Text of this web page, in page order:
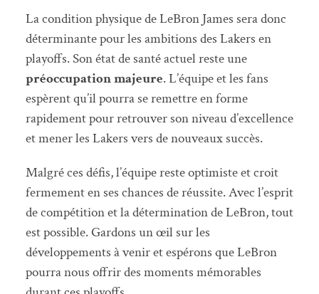
La condition physique de LeBron James sera donc
déterminante pour les ambitions des Lakers en
playoffs. Son état de santé actuel reste une
préoccupation majeure. L’équipe et les fans
espèrent qu’il pourra se remettre en forme
rapidement pour retrouver son niveau d’excellence
et mener les Lakers vers de nouveaux succès.
Malgré ces défis, l’équipe reste optimiste et croit
fermement en ses chances de réussite. Avec l’esprit
de compétition et la détermination de LeBron, tout
est possible. Gardons un œil sur les
développements à venir et espérons que LeBron
pourra nous offrir des moments mémorables